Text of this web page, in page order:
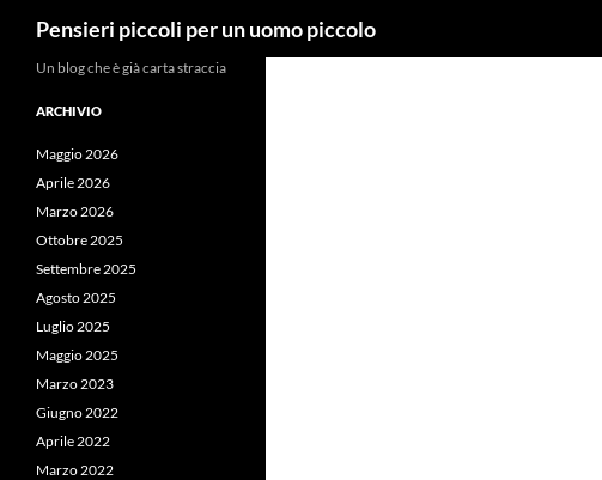
Pensieri piccoli per un uomo piccolo
Un blog che è già carta straccia
ARCHIVIO
Maggio 2026
Aprile 2026
Marzo 2026
Ottobre 2025
Settembre 2025
Agosto 2025
Luglio 2025
Maggio 2025
Marzo 2023
Giugno 2022
Aprile 2022
Marzo 2022